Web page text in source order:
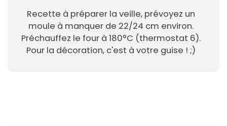
Recette à préparer la veille, prévoyez un
moule à manquer de 22/24 cm environ.
Préchauffez le four à 180°C (thermostat 6).
Pour la décoration, c'est à votre guise ! ;)